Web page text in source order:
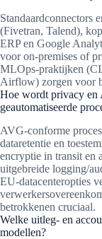
Standaardconnectors
(Fivetran, Talend),
ERP en Google
voor on-premises of
MLOps-praktijken
Airflow) zorgen voor
Hoe wordt privacy en
geautomatiseerde
AVG-conforme
dataretentie en
encryptie in transit en
uitgebreide logging/
EU-datacenteropties
betrokkenen cruciaal.
Welke uitleg- en
modellen?